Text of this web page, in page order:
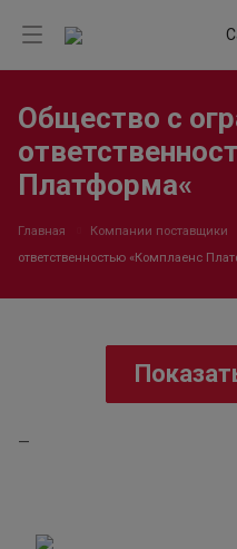
Общество с
Платформа«
Главная Компании поставщики
ответственностью «Комплаенс
—